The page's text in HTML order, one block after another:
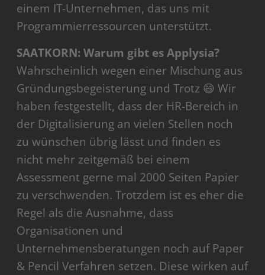
einem IT-Unternehmen, das uns mit
Programmierressourcen unterstützt.
SAATKORN: Warum gibt es Applysia?
Wahrscheinlich wegen einer Mischung aus
Gründungsbegeisterung und Trotz 😄 Wir
haben festgestellt, dass der HR-Bereich in
der Digitalisierung an vielen Stellen noch
zu wünschen übrig lässt und finden es
nicht mehr zeitgemäß bei einem
Assessment gerne mal 2000 Seiten Papier
zu verschwenden. Trotzdem ist es eher die
Regel als die Ausnahme, dass
Organisationen und
Unternehmensberatungen noch auf Paper
& Pencil Verfahren setzen. Diese wirken auf